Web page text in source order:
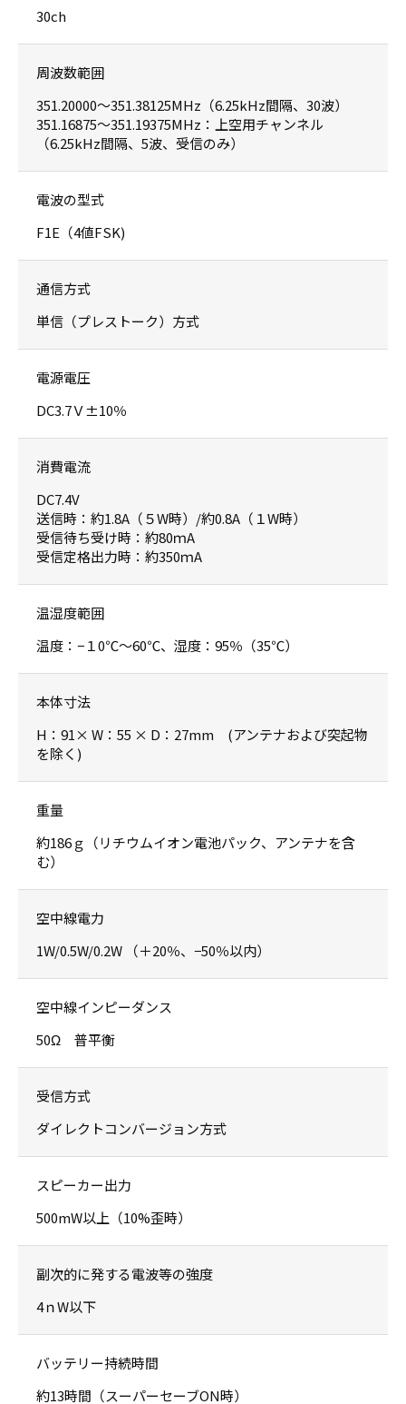
30ch
周波数範囲
351.20000〜351.38125MHz（6.25kHz間隔、30波）
351.16875〜351.19375MHz：上空用チャンネル
（6.25kHz間隔、5波、受信のみ）
電波の型式
F1E（4値FSK)
通信方式
単信（プレストーク）方式
電源電圧
DC3.7Ｖ±10％
消費電流
DC7.4V
送信時：約1.8A（５W時）/約0.8A（１W時）
受信待ち受け時：約80ｍA
受信定格出力時：約350ｍA
温湿度範囲
温度：−１0℃〜60℃、湿度：95％（35℃）
本体寸法
H：91× W：55 × D：27mm (アンテナおよび突起物
を除く)
重量
約186ｇ（リチウムイオン電池パック、アンテナを含
む）
空中線電力
1W/0.5W/0.2W （＋20％、−50％以内）
空中線インピーダンス
50Ω 普平衡
受信方式
ダイレクトコンバージョン方式
スピーカー出力
500mW以上（10%歪時）
副次的に発する電波等の強度
4ｎW以下
バッテリー持続時間
約13時間（スーパーセーブON時）